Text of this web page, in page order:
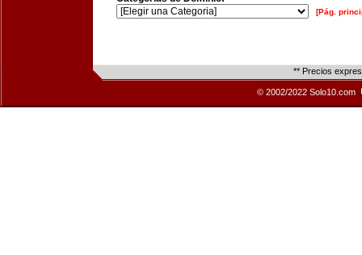
[Pág.
** Precios
© 2002/2022 Solo10.com